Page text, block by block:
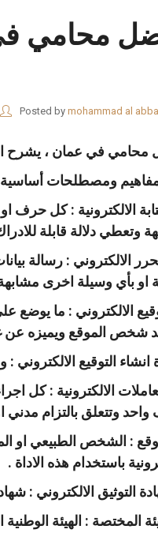
محامي في
Posted by mohammad al
في عمان ، يشرح
ومصطلحات
الالكترونية : كل حرف
وتعطي دلالة قابلة
الالكتروني : رسالة
او بأي وسيلة اخرى
الالكتروني : ما
شخص الموقع ويميزه عن
انشاء التوقيع الالكتروني
الالكترونية : كل
وتتعلق بالتزام مدني
: الشخص الطبيعي او
باستخدام هذه الاداة .
التوثيق الالكتروني :
المختصة : الهيئة